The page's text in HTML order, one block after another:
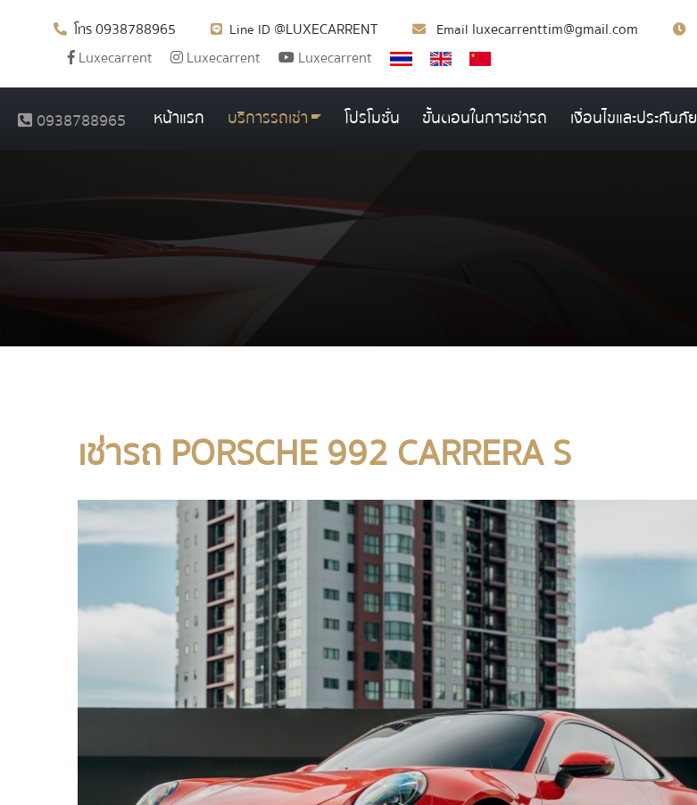
โทร0938788965 Line ID @LUXECARRENT Email luxecarrenttim@gmail.com
Luxecarrent Luxecarrent Luxecarrent
0938788965 หน้าแรก บริการรถเช่า โปรโมชั่น ขั้นตอนในการเช่ารถ เงื่อนไขและประกันภัย
เช่ารถ PORSCHE 992 CARRERA S